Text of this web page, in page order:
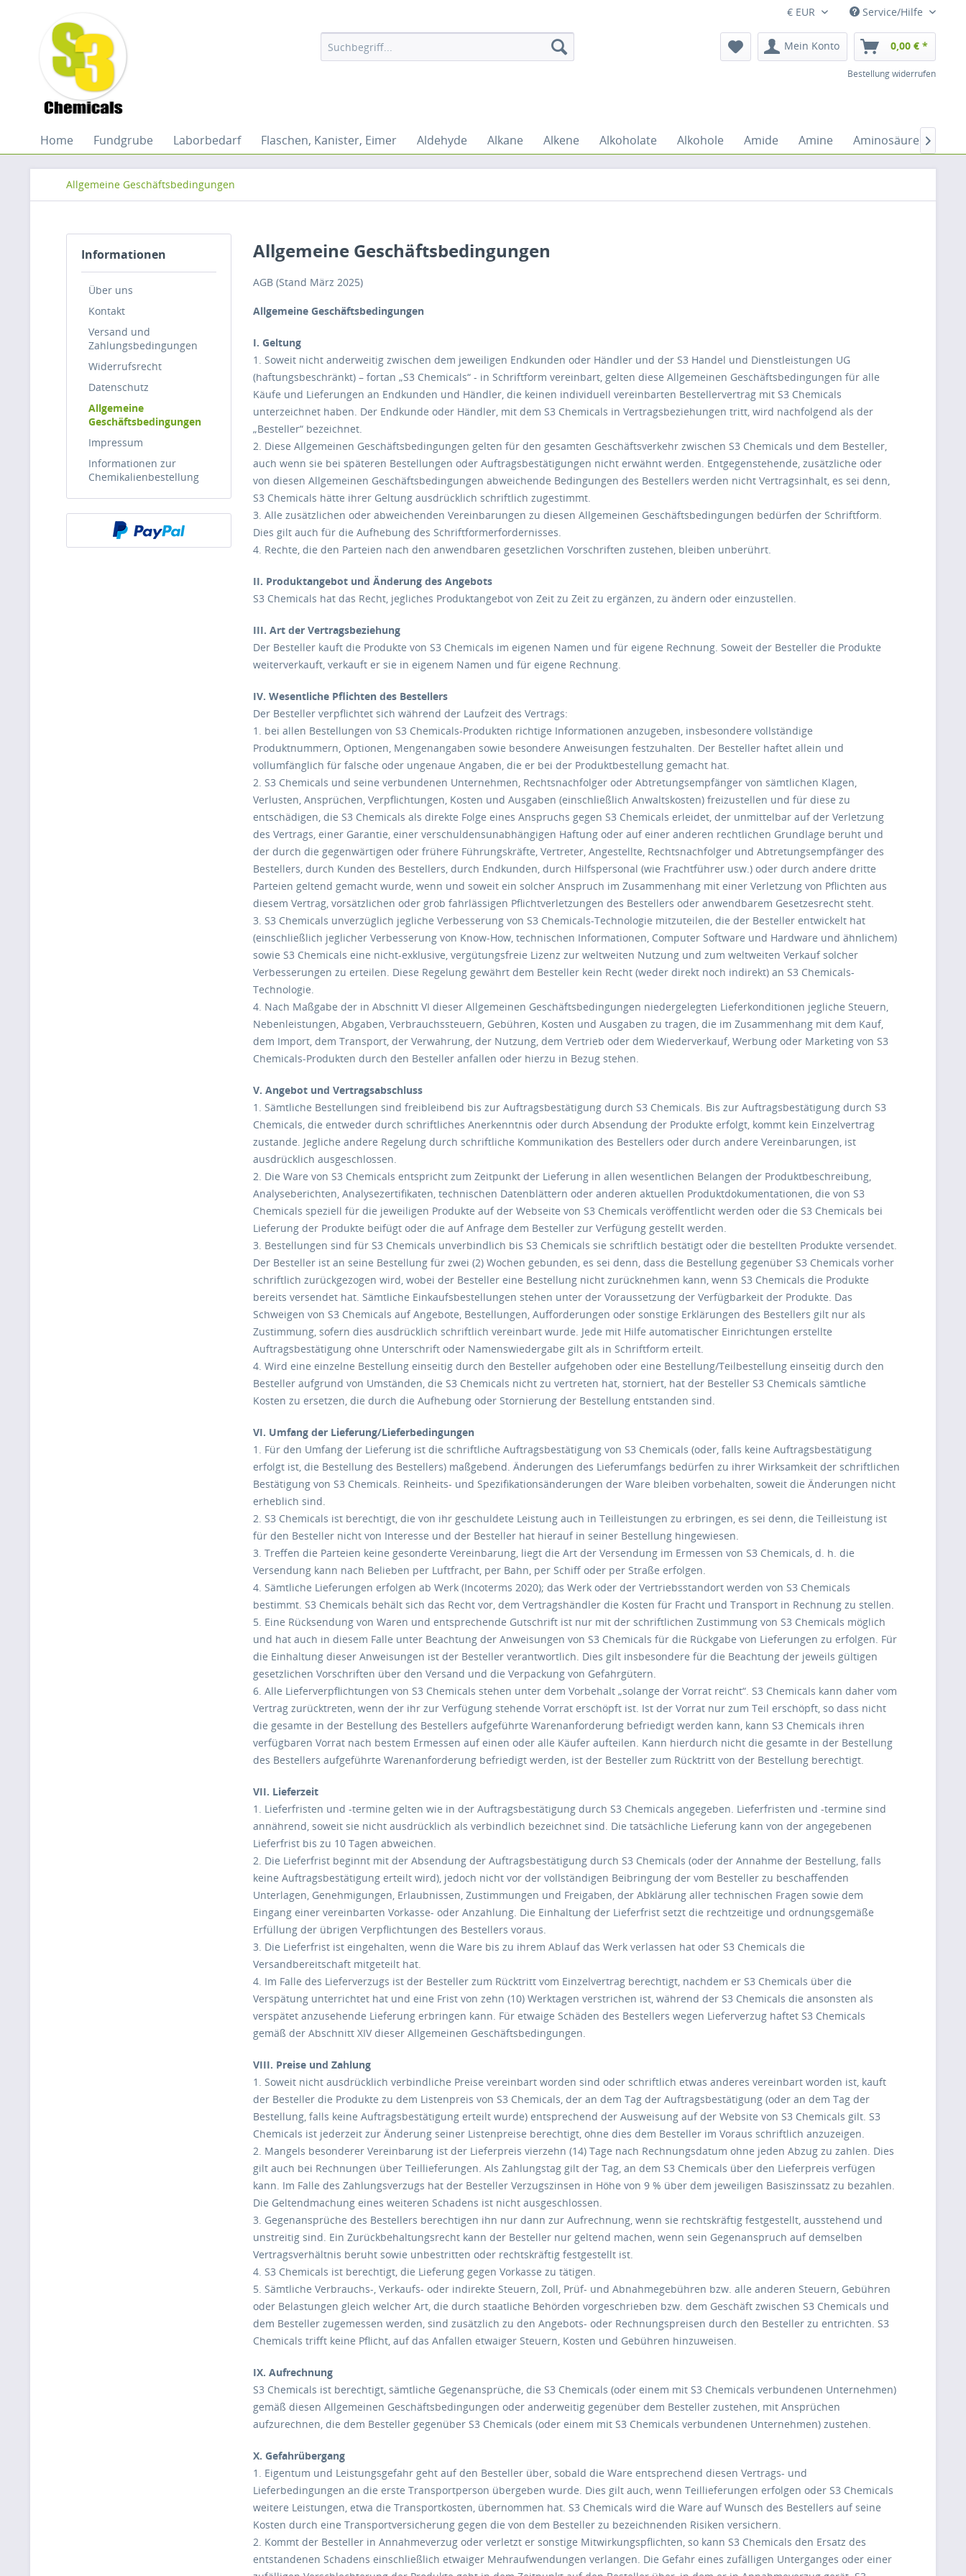
€ EUR Service/Hilfe
Mein Konto 0,00 € *
Bestellung widerrufen
Home Fundgrube Laborbedarf Flaschen, Kanister, Eimer Aldehyde Alkane Alkene Alkoholate Alkohole Amide Amine Aminosäuren
Allgemeine Geschäftsbedingungen
Informationen
Über uns
Kontakt
Versand und
Zahlungsbedingungen
Widerrufsrecht
Datenschutz
Allgemeine
Geschäftsbedingungen
Impressum
Informationen zur
Chemikalienbestellung
Allgemeine Geschäftsbedingungen
AGB (Stand März 2025)
Allgemeine Geschäftsbedingungen
I. Geltung
1. Soweit nicht anderweitig zwischen dem jeweiligen Endkunden oder Händler und der S3 Handel und Dienstleistungen UG
(haftungsbeschränkt) – fortan „S3 Chemicals“ - in Schriftform vereinbart, gelten diese Allgemeinen Geschäftsbedingungen für alle
Käufe und Lieferungen an Endkunden und Händler, die keinen individuell vereinbarten Bestellervertrag mit S3 Chemicals
unterzeichnet haben. Der Endkunde oder Händler, mit dem S3 Chemicals in Vertragsbeziehungen tritt, wird nachfolgend als der
„Besteller“ bezeichnet.
2. Diese Allgemeinen Geschäftsbedingungen gelten für den gesamten Geschäftsverkehr zwischen S3 Chemicals und dem Besteller,
auch wenn sie bei späteren Bestellungen oder Auftragsbestätigungen nicht erwähnt werden. Entgegenstehende, zusätzliche oder
von diesen Allgemeinen Geschäftsbedingungen abweichende Bedingungen des Bestellers werden nicht Vertragsinhalt, es sei denn,
S3 Chemicals hätte ihrer Geltung ausdrücklich schriftlich zugestimmt.
3. Alle zusätzlichen oder abweichenden Vereinbarungen zu diesen Allgemeinen Geschäftsbedingungen bedürfen der Schriftform.
Dies gilt auch für die Aufhebung des Schriftformerfordernisses.
4. Rechte, die den Parteien nach den anwendbaren gesetzlichen Vorschriften zustehen, bleiben unberührt.
II. Produktangebot und Änderung des Angebots
S3 Chemicals hat das Recht, jegliches Produktangebot von Zeit zu Zeit zu ergänzen, zu ändern oder einzustellen.
III. Art der Vertragsbeziehung
Der Besteller kauft die Produkte von S3 Chemicals im eigenen Namen und für eigene Rechnung. Soweit der Besteller die Produkte
weiterverkauft, verkauft er sie in eigenem Namen und für eigene Rechnung.
IV. Wesentliche Pflichten des Bestellers
Der Besteller verpflichtet sich während der Laufzeit des Vertrags:
1. bei allen Bestellungen von S3 Chemicals-Produkten richtige Informationen anzugeben, insbesondere vollständige
Produktnummern, Optionen, Mengenangaben sowie besondere Anweisungen festzuhalten. Der Besteller haftet allein und
vollumfänglich für falsche oder ungenaue Angaben, die er bei der Produktbestellung gemacht hat.
2. S3 Chemicals und seine verbundenen Unternehmen, Rechtsnachfolger oder Abtretungsempfänger von sämtlichen Klagen,
Verlusten, Ansprüchen, Verpflichtungen, Kosten und Ausgaben (einschließlich Anwaltskosten) freizustellen und für diese zu
entschädigen, die S3 Chemicals als direkte Folge eines Anspruchs gegen S3 Chemicals erleidet, der unmittelbar auf der Verletzung
des Vertrags, einer Garantie, einer verschuldensunabhängigen Haftung oder auf einer anderen rechtlichen Grundlage beruht und
der durch die gegenwärtigen oder frühere Führungskräfte, Vertreter, Angestellte, Rechtsnachfolger und Abtretungsempfänger des
Bestellers, durch Kunden des Bestellers, durch Endkunden, durch Hilfspersonal (wie Frachtführer usw.) oder durch andere dritte
Parteien geltend gemacht wurde, wenn und soweit ein solcher Anspruch im Zusammenhang mit einer Verletzung von Pflichten aus
diesem Vertrag, vorsätzlichen oder grob fahrlässigen Pflichtverletzungen des Bestellers oder anwendbarem Gesetzesrecht steht.
3. S3 Chemicals unverzüglich jegliche Verbesserung von S3 Chemicals-Technologie mitzuteilen, die der Besteller entwickelt hat
(einschließlich jeglicher Verbesserung von Know-How, technischen Informationen, Computer Software und Hardware und ähnlichem)
sowie S3 Chemicals eine nicht-exklusive, vergütungsfreie Lizenz zur weltweiten Nutzung und zum weltweiten Verkauf solcher
Verbesserungen zu erteilen. Diese Regelung gewährt dem Besteller kein Recht (weder direkt noch indirekt) an S3 Chemicals-
Technologie.
4. Nach Maßgabe der in Abschnitt VI dieser Allgemeinen Geschäftsbedingungen niedergelegten Lieferkonditionen jegliche Steuern,
Nebenleistungen, Abgaben, Verbrauchssteuern, Gebühren, Kosten und Ausgaben zu tragen, die im Zusammenhang mit dem Kauf,
dem Import, dem Transport, der Verwahrung, der Nutzung, dem Vertrieb oder dem Wiederverkauf, Werbung oder Marketing von S3
Chemicals-Produkten durch den Besteller anfallen oder hierzu in Bezug stehen.
V. Angebot und Vertragsabschluss
1. Sämtliche Bestellungen sind freibleibend bis zur Auftragsbestätigung durch S3 Chemicals. Bis zur Auftragsbestätigung durch S3
Chemicals, die entweder durch schriftliches Anerkenntnis oder durch Absendung der Produkte erfolgt, kommt kein Einzelvertrag
zustande. Jegliche andere Regelung durch schriftliche Kommunikation des Bestellers oder durch andere Vereinbarungen, ist
ausdrücklich ausgeschlossen.
2. Die Ware von S3 Chemicals entspricht zum Zeitpunkt der Lieferung in allen wesentlichen Belangen der Produktbeschreibung,
Analyseberichten, Analysezertifikaten, technischen Datenblättern oder anderen aktuellen Produktdokumentationen, die von S3
Chemicals speziell für die jeweiligen Produkte auf der Webseite von S3 Chemicals veröffentlicht werden oder die S3 Chemicals bei
Lieferung der Produkte beifügt oder die auf Anfrage dem Besteller zur Verfügung gestellt werden.
3. Bestellungen sind für S3 Chemicals unverbindlich bis S3 Chemicals sie schriftlich bestätigt oder die bestellten Produkte versendet.
Der Besteller ist an seine Bestellung für zwei (2) Wochen gebunden, es sei denn, dass die Bestellung gegenüber S3 Chemicals vorher
schriftlich zurückgezogen wird, wobei der Besteller eine Bestellung nicht zurücknehmen kann, wenn S3 Chemicals die Produkte
bereits versendet hat. Sämtliche Einkaufsbestellungen stehen unter der Voraussetzung der Verfügbarkeit der Produkte. Das
Schweigen von S3 Chemicals auf Angebote, Bestellungen, Aufforderungen oder sonstige Erklärungen des Bestellers gilt nur als
Zustimmung, sofern dies ausdrücklich schriftlich vereinbart wurde. Jede mit Hilfe automatischer Einrichtungen erstellte
Auftragsbestätigung ohne Unterschrift oder Namenswiedergabe gilt als in Schriftform erteilt.
4. Wird eine einzelne Bestellung einseitig durch den Besteller aufgehoben oder eine Bestellung/Teilbestellung einseitig durch den
Besteller aufgrund von Umständen, die S3 Chemicals nicht zu vertreten hat, storniert, hat der Besteller S3 Chemicals sämtliche
Kosten zu ersetzen, die durch die Aufhebung oder Stornierung der Bestellung entstanden sind.
VI. Umfang der Lieferung/Lieferbedingungen
1. Für den Umfang der Lieferung ist die schriftliche Auftragsbestätigung von S3 Chemicals (oder, falls keine Auftragsbestätigung
erfolgt ist, die Bestellung des Bestellers) maßgebend. Änderungen des Lieferumfangs bedürfen zu ihrer Wirksamkeit der schriftlichen
Bestätigung von S3 Chemicals. Reinheits- und Spezifikationsänderungen der Ware bleiben vorbehalten, soweit die Änderungen nicht
erheblich sind.
2. S3 Chemicals ist berechtigt, die von ihr geschuldete Leistung auch in Teilleistungen zu erbringen, es sei denn, die Teilleistung ist
für den Besteller nicht von Interesse und der Besteller hat hierauf in seiner Bestellung hingewiesen.
3. Treffen die Parteien keine gesonderte Vereinbarung, liegt die Art der Versendung im Ermessen von S3 Chemicals, d. h. die
Versendung kann nach Belieben per Luftfracht, per Bahn, per Schiff oder per Straße erfolgen.
4. Sämtliche Lieferungen erfolgen ab Werk (Incoterms 2020); das Werk oder der Vertriebsstandort werden von S3 Chemicals
bestimmt. S3 Chemicals behält sich das Recht vor, dem Vertragshändler die Kosten für Fracht und Transport in Rechnung zu stellen.
5. Eine Rücksendung von Waren und entsprechende Gutschrift ist nur mit der schriftlichen Zustimmung von S3 Chemicals möglich
und hat auch in diesem Falle unter Beachtung der Anweisungen von S3 Chemicals für die Rückgabe von Lieferungen zu erfolgen. Für
die Einhaltung dieser Anweisungen ist der Besteller verantwortlich. Dies gilt insbesondere für die Beachtung der jeweils gültigen
gesetzlichen Vorschriften über den Versand und die Verpackung von Gefahrgütern.
6. Alle Lieferverpflichtungen von S3 Chemicals stehen unter dem Vorbehalt „solange der Vorrat reicht“. S3 Chemicals kann daher vom
Vertrag zurücktreten, wenn der ihr zur Verfügung stehende Vorrat erschöpft ist. Ist der Vorrat nur zum Teil erschöpft, so dass nicht
die gesamte in der Bestellung des Bestellers aufgeführte Warenanforderung befriedigt werden kann, kann S3 Chemicals ihren
verfügbaren Vorrat nach bestem Ermessen auf einen oder alle Käufer aufteilen. Kann hierdurch nicht die gesamte in der Bestellung
des Bestellers aufgeführte Warenanforderung befriedigt werden, ist der Besteller zum Rücktritt von der Bestellung berechtigt.
VII. Lieferzeit
1. Lieferfristen und -termine gelten wie in der Auftragsbestätigung durch S3 Chemicals angegeben. Lieferfristen und -termine sind
annährend, soweit sie nicht ausdrücklich als verbindlich bezeichnet sind. Die tatsächliche Lieferung kann von der angegebenen
Lieferfrist bis zu 10 Tagen abweichen.
2. Die Lieferfrist beginnt mit der Absendung der Auftragsbestätigung durch S3 Chemicals (oder der Annahme der Bestellung, falls
keine Auftragsbestätigung erteilt wird), jedoch nicht vor der vollständigen Beibringung der vom Besteller zu beschaffenden
Unterlagen, Genehmigungen, Erlaubnissen, Zustimmungen und Freigaben, der Abklärung aller technischen Fragen sowie dem
Eingang einer vereinbarten Vorkasse- oder Anzahlung. Die Einhaltung der Lieferfrist setzt die rechtzeitige und ordnungsgemäße
Erfüllung der übrigen Verpflichtungen des Bestellers voraus.
3. Die Lieferfrist ist eingehalten, wenn die Ware bis zu ihrem Ablauf das Werk verlassen hat oder S3 Chemicals die
Versandbereitschaft mitgeteilt hat.
4. Im Falle des Lieferverzugs ist der Besteller zum Rücktritt vom Einzelvertrag berechtigt, nachdem er S3 Chemicals über die
Verspätung unterrichtet hat und eine Frist von zehn (10) Werktagen verstrichen ist, während der S3 Chemicals die ansonsten als
verspätet anzusehende Lieferung erbringen kann. Für etwaige Schäden des Bestellers wegen Lieferverzug haftet S3 Chemicals
gemäß der Abschnitt XIV dieser Allgemeinen Geschäftsbedingungen.
VIII. Preise und Zahlung
1. Soweit nicht ausdrücklich verbindliche Preise vereinbart worden sind oder schriftlich etwas anderes vereinbart worden ist, kauft
der Besteller die Produkte zu dem Listenpreis von S3 Chemicals, der an dem Tag der Auftragsbestätigung (oder an dem Tag der
Bestellung, falls keine Auftragsbestätigung erteilt wurde) entsprechend der Ausweisung auf der Website von S3 Chemicals gilt. S3
Chemicals ist jederzeit zur Änderung seiner Listenpreise berechtigt, ohne dies dem Besteller im Voraus schriftlich anzuzeigen.
2. Mangels besonderer Vereinbarung ist der Lieferpreis vierzehn (14) Tage nach Rechnungsdatum ohne jeden Abzug zu zahlen. Dies
gilt auch bei Rechnungen über Teillieferungen. Als Zahlungstag gilt der Tag, an dem S3 Chemicals über den Lieferpreis verfügen
kann. Im Falle des Zahlungsverzugs hat der Besteller Verzugszinsen in Höhe von 9 % über dem jeweiligen Basiszinssatz zu bezahlen.
Die Geltendmachung eines weiteren Schadens ist nicht ausgeschlossen.
3. Gegenansprüche des Bestellers berechtigen ihn nur dann zur Aufrechnung, wenn sie rechtskräftig festgestellt, ausstehend und
unstreitig sind. Ein Zurückbehaltungsrecht kann der Besteller nur geltend machen, wenn sein Gegenanspruch auf demselben
Vertragsverhältnis beruht sowie unbestritten oder rechtskräftig festgestellt ist.
4. S3 Chemicals ist berechtigt, die Lieferung gegen Vorkasse zu tätigen.
5. Sämtliche Verbrauchs-, Verkaufs- oder indirekte Steuern, Zoll, Prüf- und Abnahmegebühren bzw. alle anderen Steuern, Gebühren
oder Belastungen gleich welcher Art, die durch staatliche Behörden vorgeschrieben bzw. dem Geschäft zwischen S3 Chemicals und
dem Besteller zugemessen werden, sind zusätzlich zu den Angebots- oder Rechnungspreisen durch den Besteller zu entrichten. S3
Chemicals trifft keine Pflicht, auf das Anfallen etwaiger Steuern, Kosten und Gebühren hinzuweisen.
IX. Aufrechnung
S3 Chemicals ist berechtigt, sämtliche Gegenansprüche, die S3 Chemicals (oder einem mit S3 Chemicals verbundenen Unternehmen)
gemäß diesen Allgemeinen Geschäftsbedingungen oder anderweitig gegenüber dem Besteller zustehen, mit Ansprüchen
aufzurechnen, die dem Besteller gegenüber S3 Chemicals (oder einem mit S3 Chemicals verbundenen Unternehmen) zustehen.
X. Gefahrübergang
1. Eigentum und Leistungsgefahr geht auf den Besteller über, sobald die Ware entsprechend diesen Vertrags- und
Lieferbedingungen an die erste Transportperson übergeben wurde. Dies gilt auch, wenn Teillieferungen erfolgen oder S3 Chemicals
weitere Leistungen, etwa die Transportkosten, übernommen hat. S3 Chemicals wird die Ware auf Wunsch des Bestellers auf seine
Kosten durch eine Transportversicherung gegen die von dem Besteller zu bezeichnenden Risiken versichern.
2. Kommt der Besteller in Annahmeverzug oder verletzt er sonstige Mitwirkungspflichten, so kann S3 Chemicals den Ersatz des
entstandenen Schadens einschließlich etwaiger Mehraufwendungen verlangen. Die Gefahr eines zufälligen Unterganges oder einer